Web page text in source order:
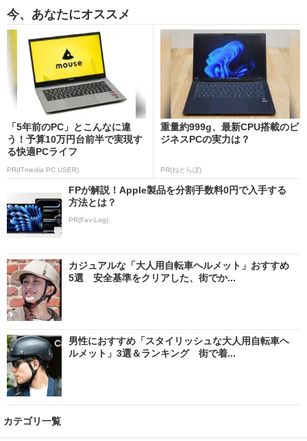
今、あなたにオススメ
「5年前のPC」とこんなに違
う！予算10万円台前半で実現す
る快適PCライフ
PR(ITmedia PC USER)
重量約999g、最新CPU搭載のビ
ジネスPCの実力は？
PR(ねとらぼ)
FPが解説！Apple製品を分割手数料0円で入手する
方法とは？
PR(Fav-Log)
カジュアルな「大人用自転車ヘルメット」おすすめ
5選 安全基準をクリアした、街でか...
男性におすすめ「スタイリッシュな大人用自転車ヘ
ルメット」3選＆ランキング 街で着...
カテゴリ一覧